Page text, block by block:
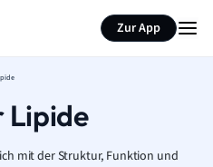
Zur App
Lipide
mit der Struktur, Funktion und